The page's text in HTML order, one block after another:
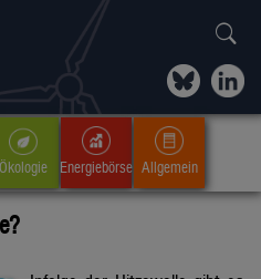
Ökologie Energiebörse Allgemein